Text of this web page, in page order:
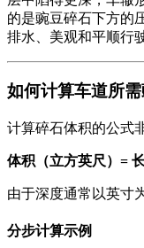
的是豌豆碎石下方
排水、美观和平顺行
如何计算车道所
计算碎石体积的公式
体积（立方英尺）=
由于深度通常以英寸
分步计算示例